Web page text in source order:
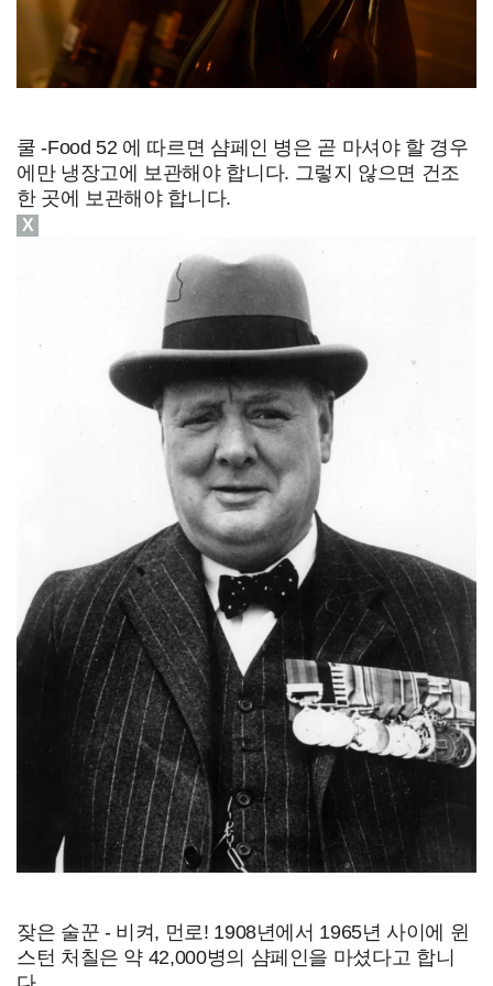
쿨 -Food 52 에 따르면 샴페인 병은 곧 마셔야 할 경우
에만 냉장고에 보관해야 합니다. 그렇지 않으면 건조
한 곳에 보관해야 합니다.
잦은 술꾼 - 비켜, 먼로! 1908년에서 1965년 사이에 윈
스턴 처칠은 약 42,000병의 샴페인을 마셨다고 합니
X